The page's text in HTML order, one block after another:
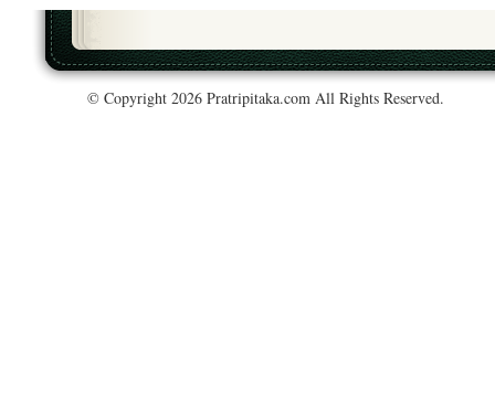
© Copyright 2026 Pratripitaka.com All Rights Reserved.